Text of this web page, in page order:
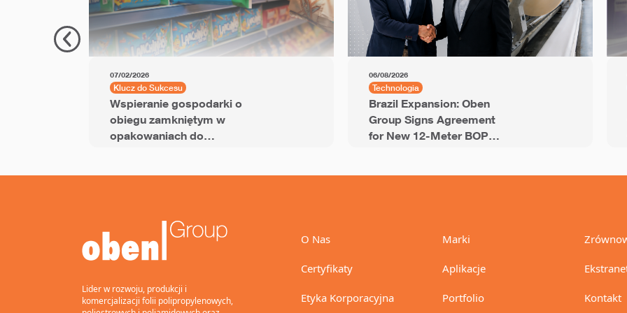
07/02/2026
Klucz do Sukcesu
Wspieranie gospodarki o
obiegu zamkniętym w
opakowaniach do
06/08/2026
Technologia
Brazil Expansion: Oben
Group Signs Agreement
for New 12-Meter BOPP
Lider w rozwoju, produkcji i
komercjalizacji folii polipropylenowych,
O Nas
Certyfikaty
Etyka Korporacyjna
Marki
Aplikacje
Portfolio Kontakt